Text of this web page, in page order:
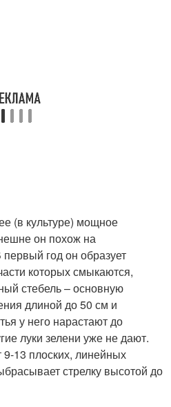
(в культуре) мощное
он похож на
год он образует
которых смыкаются,
стебель – основную
длиной до 50 см и
у него нарастают до
луки зелени уже не дают.
13 плоских, линейных
стрелку высотой до